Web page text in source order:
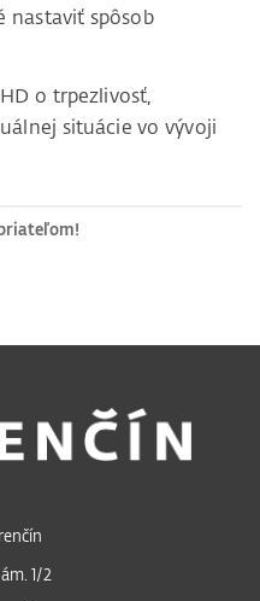
nastaviť spôsob
o trpezlivosť,
situácie vo vývoji
1/2